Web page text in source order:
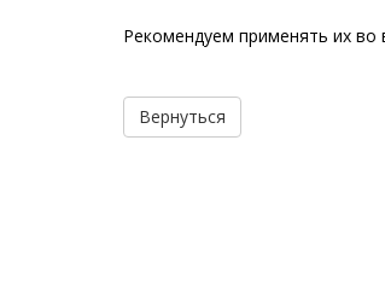
Рекомендуем применять их во
Вернуться